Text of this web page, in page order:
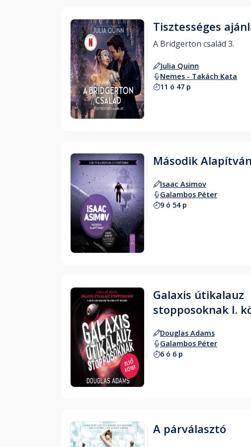
Hallgass bele
Tisztességes
Julia Quinn
Nemes - Takách Kata
11 ó 47 p
Hallgass bele
Második
Isaac Asimov
Galambos Péter
9 ó 54 p
Hallgass bele
Galaxis útikalauz
stopposoknak I.
Douglas Adams
Galambos Péter
6 ó 6 p
A párválasztó